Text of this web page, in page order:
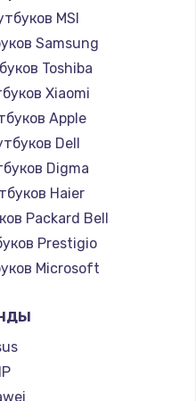
MSI
Samsung
Toshiba
Xiaomi
Apple
Dell
Digma
Haier
Packard Bell
Prestigio
Microsoft
Alienware
Aquarius
Gigabyte
Aorus
Maibenben